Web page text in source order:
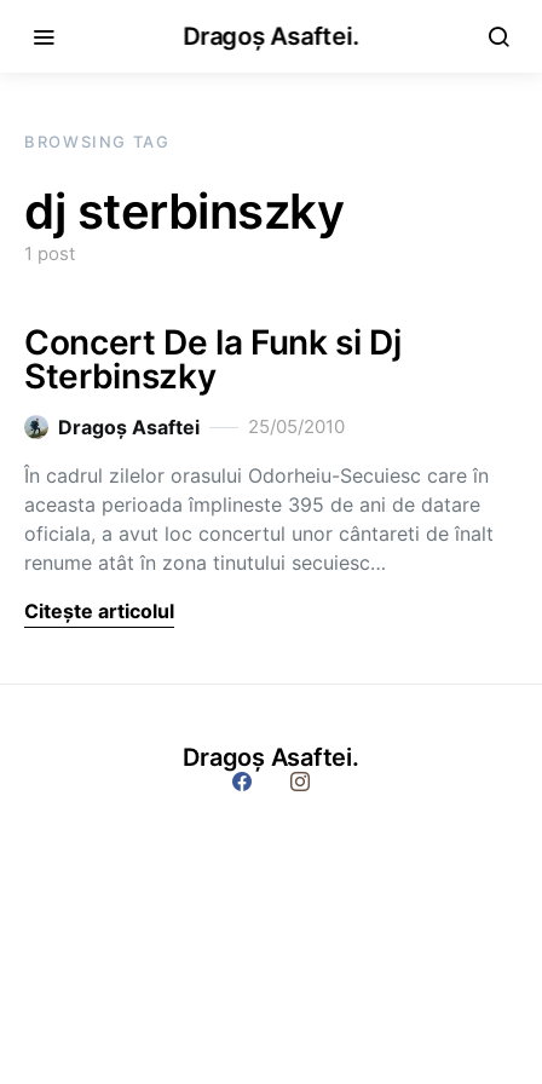
Dragoș Asaftei.
BROWSING TAG
dj sterbinszky
1 post
Concert De la Funk si Dj
Sterbinszky
Dragoş Asaftei 25/05/2010
În cadrul zilelor orasului Odorheiu-Secuiesc care în
aceasta perioada împlineste 395 de ani de datare
oficiala, a avut loc concertul unor cântareti de înalt
renume atât în zona tinutului secuiesc…
Citește articolul
Dragoș Asaftei.